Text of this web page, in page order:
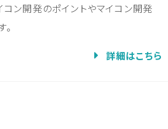
ン開発のポイントやマイコン開発
詳細はこちら